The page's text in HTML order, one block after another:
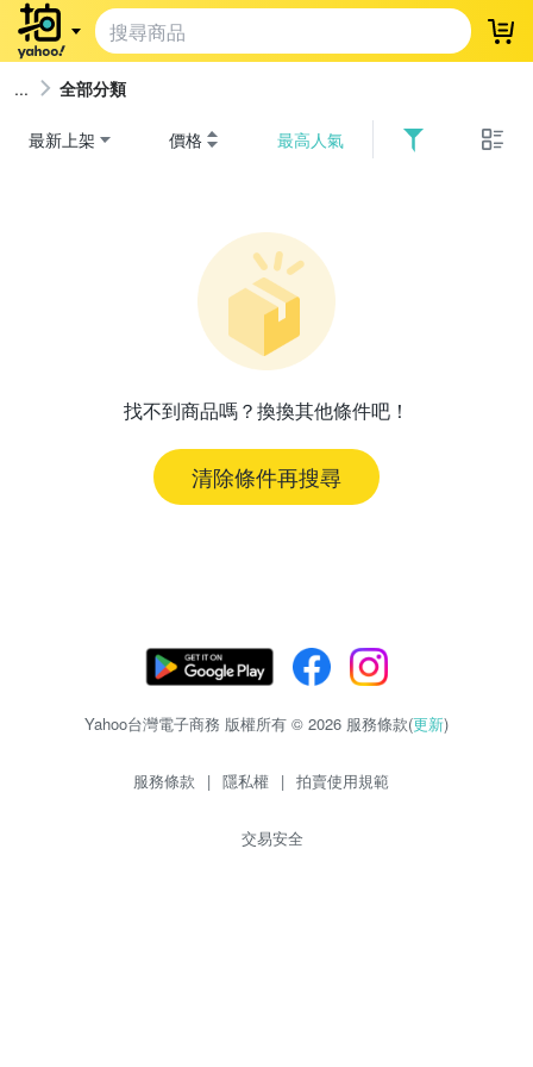
登
全部分類
最新上架 價格 最高人氣
找不到商品嗎？換換其他條件吧！
清除條件再搜尋
Yahoo台灣電子商務 版權所有 © 2026 服務條款(更新)
服務條款 | 隱私權 | 拍賣使用規範
交易安全